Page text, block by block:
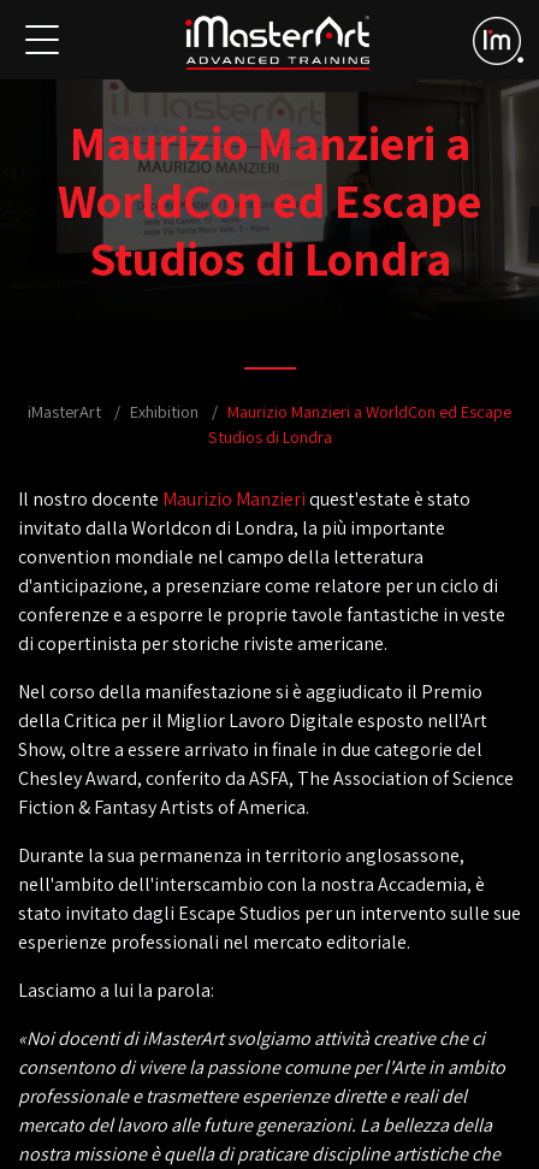
Maurizio Manzieri a
WorldCon ed Escape
Studios di Londra
iMasterArt Exhibition
Maurizio Manzieri a WorldCon ed Escape
Studios di Londra
Il nostro docente Maurizio Manzieriquest'estate è stato
invitato dalla Worldcon di Londra, la più importante
convention mondiale nel campo della letteratura
d'anticipazione, a presenziare come relatore per un ciclo di
conferenze e a esporre le proprie tavole fantastiche in veste
di copertinista per storiche riviste americane.
Nel corso della manifestazione si è aggiudicato il Premio
della Critica per il Miglior Lavoro Digitale esposto nell'Art
Show, oltre a essere arrivato in finale in due categorie del
Chesley Award, conferito da ASFA, The Association of Science
Fiction & Fantasy Artists of America.
Durante la sua permanenza in territorio anglosassone,
nell'ambito dell'interscambio con la nostra Accademia, è
stato invitato dagli Escape Studios per un intervento sulle sue
esperienze professionali nel mercato editoriale.
Lasciamo a lui la parola:
«Noi docenti di iMasterArt svolgiamo attività creative che ci
consentono di vivere la passione comune per l'Arte in ambito
professionale e trasmettere esperienze dirette e reali del
mercato del lavoro alle future generazioni. La bellezza della
nostra missione è quella di praticare discipline artistiche che